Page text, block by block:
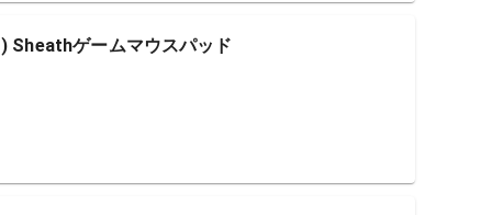
Sheathゲームマウスパッド